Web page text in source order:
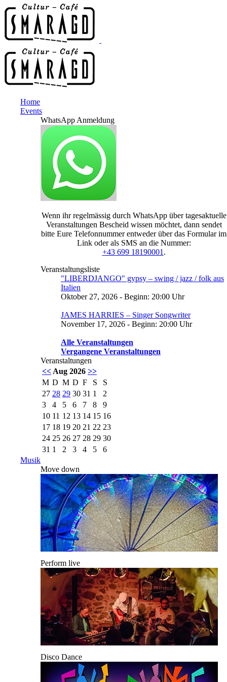
Home
Events
WhatsApp Anmeldung
Wenn ihr regelmässig durch WhatsApp über tagesaktuelle
Veranstaltungen Bescheid wissen möchtet, dann sendet
bitte Eure Telefonnummer entweder über das Formular im
Link oder als SMS an die Nummer:
+43 699 18190001 .
Veranstaltungsliste
"LIBERDJANGO" gypsy – swing / jazz / folk aus
Italien
Oktober 27, 2026 - Beginn: 20:00 Uhr
JAMES HARRIES – Singer Songwriter
November 17, 2026 - Beginn: 20:00 Uhr
Alle Veranstaltungen
Vergangene Veranstaltungen
Veranstaltungen
<< Aug 2026 >>
M D M D F S
S
27 28 29 30 31 1
2
3
4 5 6 7 8
9
10 11 12 13 14 15 16
17 18 19 20 21 22 23
24 25 26 27 28 29 30
31 1 2 3 4 5
6
Musik
Move down
Perform live
Disco Dance